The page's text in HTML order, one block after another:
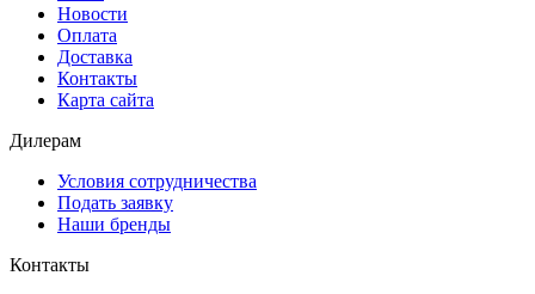
Новости
Оплата
Доставка
Контакты
Карта сайта
Дилерам
Условия сотрудничества
Подать заявку
Наши бренды
Контакты